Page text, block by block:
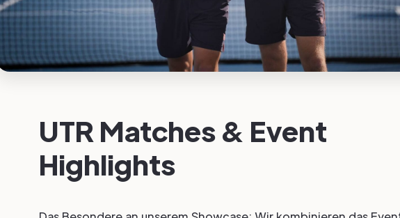
UTR Matches & Event
Highlights